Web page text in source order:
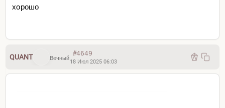
хорошо
QUANT Вечный
#4649
18 Июл 2025 06:03